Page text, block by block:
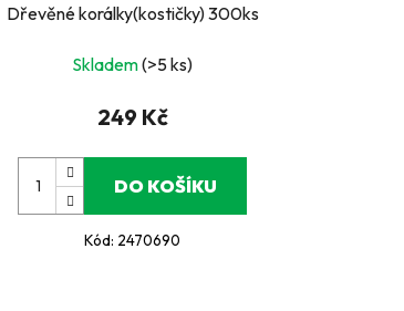
Dřevěné korálky(kostičky) 300ks
Skladem(>5 ks)
249 Kč
DO KOŠÍKU
Kód: 2470690